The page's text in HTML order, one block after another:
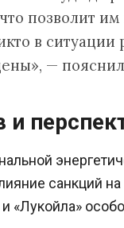
позволит
в ситуации
—
и
санкций
«Лукойла»